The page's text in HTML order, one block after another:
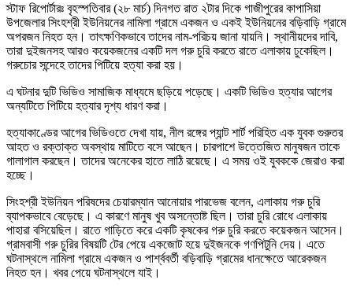
স্টাফ রিপোর্টারঃ বৃহস্পতিবার (২৮ মার্চ) দিনগত রাত ২টার দিকে গাজীপুরের কাপাসিয়া
উপজেলার সিংহশ্রী ইউনিয়নের নামিলা গ্রামে একজন ও একই ইউনিয়নের বড়িবাড়ি গ্রামে
অপরজন নিহত হন। তাৎক্ষণিকভাবে তাদের নাম-পরিচয় জানা যায়নি। স্থানীয়দের দাবি,
তারা দুইজনসহ আরও কয়েকজনের একটি দল গরু চুরি করতে রাতে এলাকায় ঢুকেছিল।
গরুচোর সন্দেহে তাদের পিটিয়ে হত্যা করা হয়।
এ ঘটনার দুটি ভিডিও সামাজিক মাধ্যমে ছড়িয়ে পড়েছে। একটি ভিডিও হত্যার আগের
অন্যটিতে পিটিয়ে হত্যার দৃশ্য ধারণ করা।
হত্যাকাণ্ডের আগের ভিডিওতে দেখা যায়, নীল রঙ্গের প্যান্ট শার্ট পরিহিত এক যুবক গুরুতর
আহত ও রক্তাক্ত অবস্থায় মাটিতে বসে আছেন। চারপাশে উত্তেজিত মানুষজন তাকে
গালাগাল করছেন। তাদের অনেকের হাতে লাঠি রয়েছে। এ সময় ওই যুবককে জেরাও করা
হচ্ছে।
সিংহশ্রী ইউনিয়ন পরিষদের চেয়ারম্যান আনোয়ার পারভেজ বলেন, এলাকায় গরু চুরি
ব্যাপকভাবে বেড়েছে। এ কারণে মানুষ খুব অসন্তোষ্ট ছিল। তারা চুরি রোধে এলাকায়
পাহারা বসিয়েছিল। রাতে গাড়িতে করে একটি কৃষকের গরু চুরি করতে কয়েকজন আসেন।
গ্রামবাসী গরু চুরির বিষয়টি টের পেয়ে একজোট হয়ে দুইজনকে গণপিটুনি দেয়। এতে
ঘটনাস্থলে নামিলা গ্রামে একজন ও পার্শ্ববর্তী বড়িবাড়ি গ্রামের ধানক্ষেতে আরেকজন
নিহত হন। খবর পেয়ে ঘটনাস্থলে যাই।